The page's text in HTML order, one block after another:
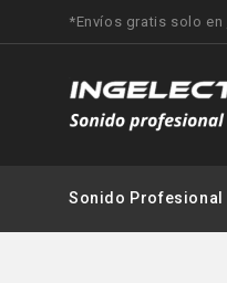
*Envíos gratis solo en
Sonido Profesional